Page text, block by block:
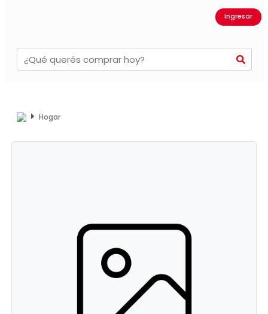
Ingresar
Hogar